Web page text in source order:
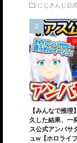
にじさんじ公
【みんなで推
久した結果、一
ス公式アンバサ
ュw【ホロライ